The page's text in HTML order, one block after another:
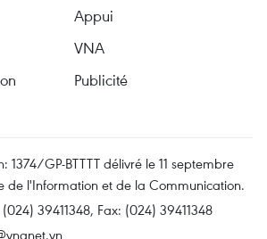
Appui
VNA
Publicité
1374/GP-BTTTT délivré le 11 septembre
de l'Information et de la Communication.
39411348, Fax: (024) 39411348